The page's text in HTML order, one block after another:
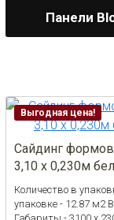
Панели
Выгодная цена!
Сайдинг
3,10 х 0,230м
Количество в
упаковке - 12.87 м2